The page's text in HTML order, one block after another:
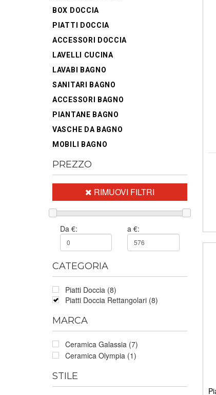
BOX DOCCIA
PIATTI DOCCIA
ACCESSORI DOCCIA
LAVELLI CUCINA
LAVABI BAGNO
SANITARI BAGNO
ACCESSORI BAGNO
PIANTANE BAGNO
VASCHE DA BAGNO
MOBILI BAGNO
PREZZO
RIMUOVI FILTRI
Da €: a €:
CATEGORIA
Piatti Doccia (8)
Piatti Doccia Rettangolari (8)
MARCA
Ceramica Galassia (7)
Ceramica Olympia (1)
STILE